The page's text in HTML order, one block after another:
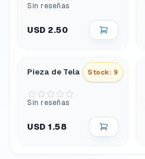
Sin reseñas
USD 2.50
Stock: 9
Pieza de Tela de Lana
Sin reseñas
USD 1.58